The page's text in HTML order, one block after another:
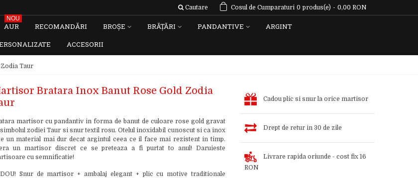
Cautare Cosul de Cumparaturi 0 produs(e) - 0,00 RON
AUR
NOU
RECOMANDĂRI BROȘE BRĂȚĂRI PANDANTIVE
ARGINT
ACCESORII
Taur
Bratara Inox Banut Rose Gold Zodia
martisor cu pandantiv in forma de banut de culoare rose gold gravat
zodiei Taur si snur textil rosu. Otelul inoxidabil cunoscut si ca inox
un material mai dur decat argintul ceea ce il face mai rezistent in timp.
un martisor discret ce se preteaza a fi purtat to anul! Daruieste
cu semnificatie!
Snur de martisor + ambalaj elegant + plic cu motive traditionale
Cadou plic si snur la orice martisor
Drept de retur in 30 de zile
Livrare rapida oriunde - cost fix 16
RON